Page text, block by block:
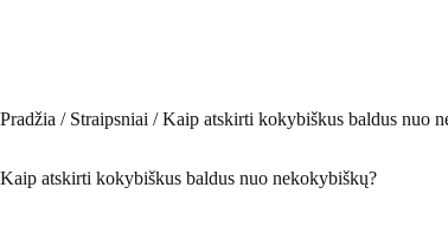
Pradžia / Straipsniai / Kaip atskirti kokybiškus baldus nuo
Kaip atskirti kokybiškus baldus nuo nekokybiškų?